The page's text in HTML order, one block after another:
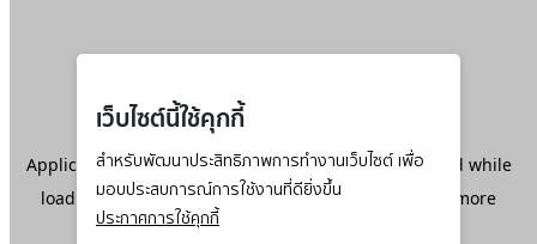
เว็บไซต์นี้ใช้คุกกี้
สำหรับพัฒนาประสิทธิภาพการทำงานเว็บไซต์ เพื่อ
มอบประสบการณ์การใช้งานที่ดียิ่งขึ้น
ประกาศการใช้คุกกี้
Application error: aclient-side exception has occurred while
loadingwww.ktc.co.th(see the browser console
for more
information).